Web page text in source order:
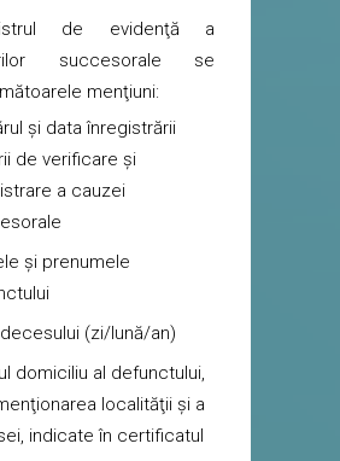
de evidenţă a
succesorale se
menţiuni:
şi data înregistrării
de verificare şi
a cauzei
şi prenumele
(zi/lună/an)
domiciliu al defunctului,
localităţii şi a
indicate în certificatul